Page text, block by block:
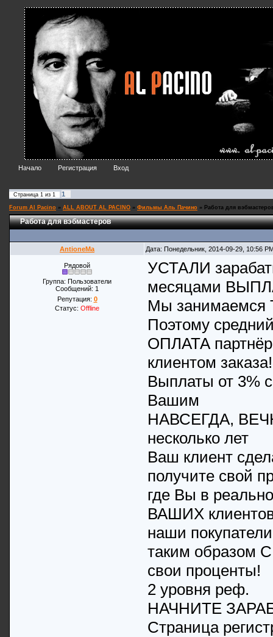
Начало Регистрация Вход
Страница 1 из 1 1
Forum Al Pacino » ALL ABOUT AL PACINO » Фильмы Аль Пачино » Работа для
Работа для вэбмастеров
AntioneMa Дата: Понедельник, 2014-09-29, 10:56
Рядовой
Группа: Пользователи
Сообщений: 1
Репутация: 0
Статус: Offline
УСТАЛИ
месяцами
Мы
Поэтому
ОПЛАТА
клиентом заказа!
Выплаты от 3%
Вашим
НАВСЕГДА,
несколько лет
Ваш клиент
получите свой
где Вы в
ВАШИХ
наши
таким
свои проценты!
2 уровня реф.
НАЧНИТЕ
Страница